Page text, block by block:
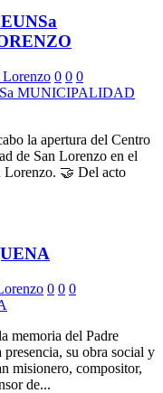
0 0 0
la apertura del Centro
de San Lorenzo en el
🤝 Del acto
0 0 0
memoria del Padre
su obra social y
misionero, compositor,
de...